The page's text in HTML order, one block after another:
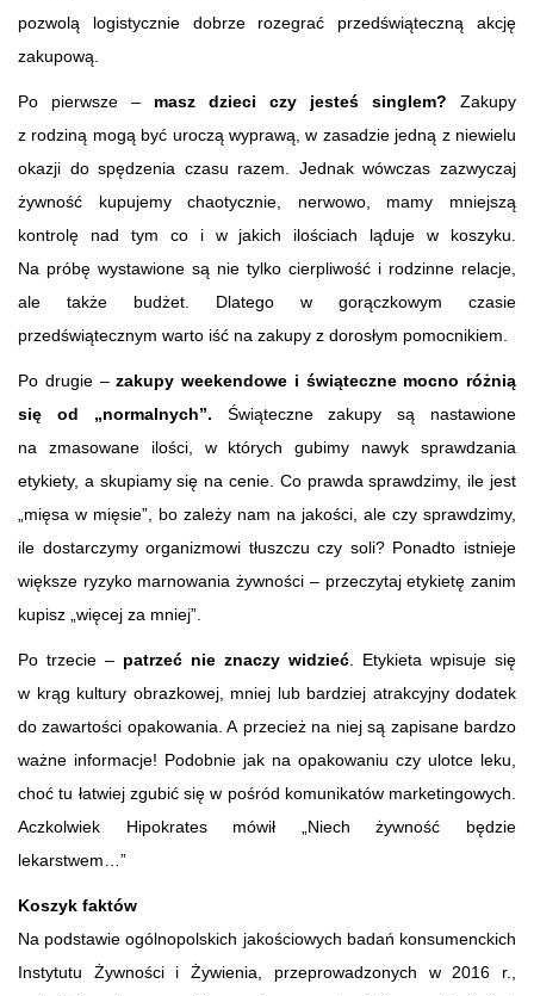
pozwolą logistycznie dobrze rozegrać przedświąteczną akcję
zakupową.
Po pierwsze – masz dzieci czy jesteś singlem? Zakupy
z rodziną mogą być uroczą wyprawą, w zasadzie jedną z niewielu
okazji do spędzenia czasu razem. Jednak wówczas zazwyczaj
żywność kupujemy chaotycznie, nerwowo, mamy mniejszą
kontrolę nad tym co i w jakich ilościach ląduje w koszyku.
Na próbę wystawione są nie tylko cierpliwość i rodzinne relacje,
ale także budżet. Dlatego w gorączkowym czasie
przedświątecznym warto iść na zakupy z dorosłym pomocnikiem.
Po drugie –zakupy weekendowe i świąteczne mocno różnią
się od „normalnych”. Świąteczne zakupy są nastawione
na zmasowane ilości, w których gubimy nawyk sprawdzania
etykiety, a skupiamy się na cenie. Co prawda sprawdzimy, ile jest
„mięsa w mięsie”, bo zależy nam na jakości, ale czy sprawdzimy,
ile dostarczymy organizmowi tłuszczu czy soli? Ponadto istnieje
większe ryzyko marnowania żywności – przeczytaj etykietę zanim
kupisz „więcej za mniej”.
Po trzecie – patrzeć nie znaczy widzieć . Etykieta wpisuje się
w krąg kultury obrazkowej, mniej lub bardziej atrakcyjny dodatek
do zawartości opakowania. A przecież na niej są zapisane bardzo
ważne informacje! Podobnie jak na opakowaniu czy ulotce leku,
choć tu łatwiej zgubić się w pośród komunikatów marketingowych.
Aczkolwiek Hipokrates mówił „Niech żywność będzie
lekarstwem…”
Koszyk faktów
Na podstawie ogólnopolskich jakościowych badań konsumenckich
Instytutu Żywności i Żywienia, przeprowadzonych w 2016 r.,